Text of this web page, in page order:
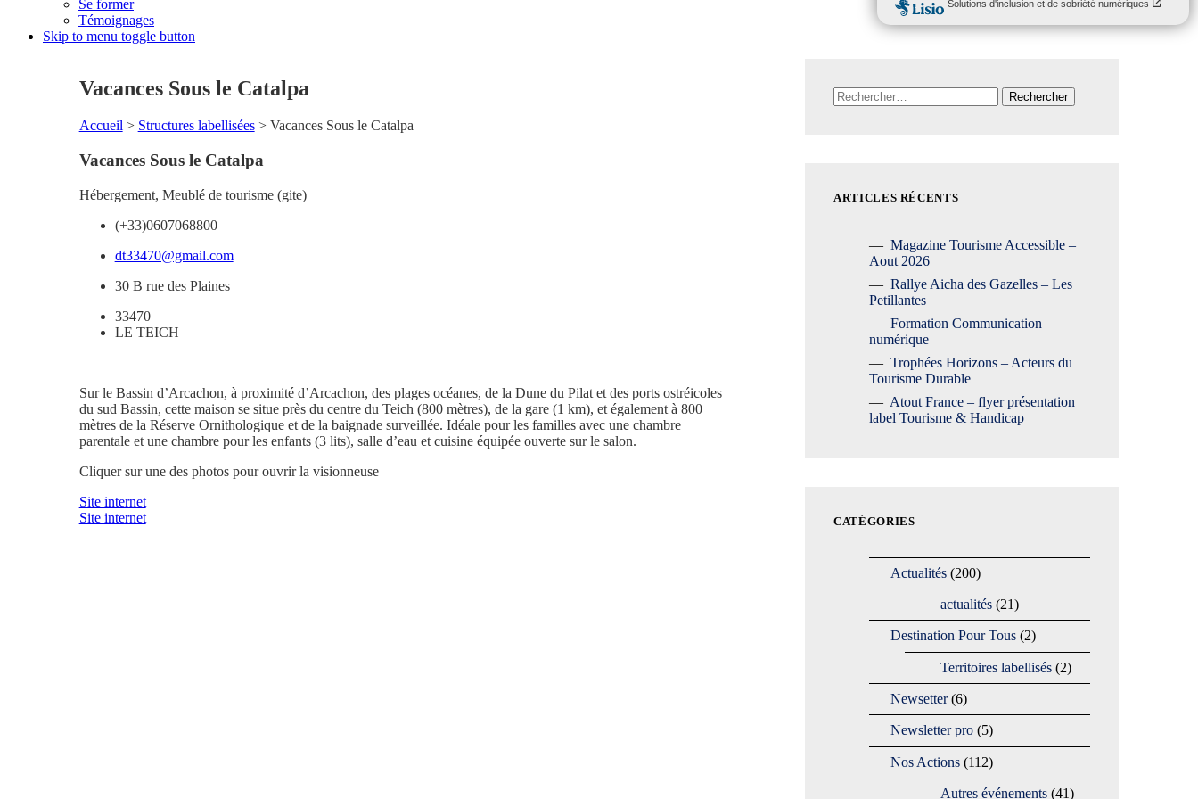
Se former
Témoignages
Skip to menu toggle button
Vacances Sous le Catalpa
Accueil> Structures labellisées> Vacances Sous le Catalpa
Vacances Sous le Catalpa
Hébergement, Meublé de tourisme (gite)
(+33)0607068800
dt33470@gmail.com
30 B rue des Plaines
33470
LE TEICH
Sur le Bassin d’Arcachon, à proximité d’Arcachon, des plages océanes, de la Dune du Pilat et des ports ostréicoles
du sud Bassin, cette maison se situe près du centre du Teich (800 mètres), de la gare (1 km), et également à 800
mètres de la Réserve Ornithologique et de la baignade surveillée. Idéale pour les familles avec une chambre
parentale et une chambre pour les enfants (3 lits), salle d’eau et cuisine équipée ouverte sur le salon.
Cliquer sur une des photos pour ouvrir la visionneuse
Site internet
Site internet
Rechercher :
ARTICLES RÉCENTS
Magazine Tourisme Accessible –
Aout 2026
Rallye Aicha des Gazelles – Les
Petillantes
Formation Communication
numérique
Trophées Horizons – Acteurs du
Tourisme Durable
Atout France – flyer présentation
label Tourisme & Handicap
CATÉGORIES
Actualités (200)
actualités (21)
Destination Pour Tous (2)
Territoires labellisés (2)
Newsetter(6)
Newsletter pro (5)
Nos Actions (112)
Autres événements (41)